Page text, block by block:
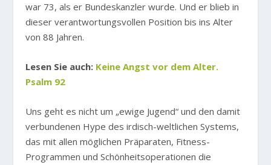
war 73, als er Bundeskanzler wurde. Und er blieb in
dieser verantwortungsvollen Position bis ins Alter
von 88 Jahren.
Lesen Sie auch: Keine Angst vor dem Alter.
Psalm 92
Uns geht es nicht um „ewige Jugend“ und den damit
verbundenen Hype des irdisch-weltlichen Systems,
das mit allen möglichen Präparaten, Fitness-
Programmen und Schönheitsoperationen die